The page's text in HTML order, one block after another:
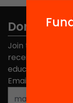
Don't
Join the more
receive news
educational
Email address